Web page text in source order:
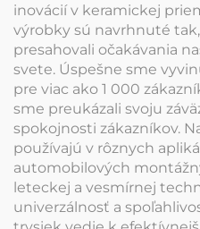
inovácií v keramickej
výrobky sú navrhnuté
presahovali očakávania
svete. Úspešne sme
pre viac ako 1 000
sme preukázali svoju
spokojnosti zákazníkov.
používajú v rôznych
automobilových
leteckej a vesmírnej
univerzálnosť a